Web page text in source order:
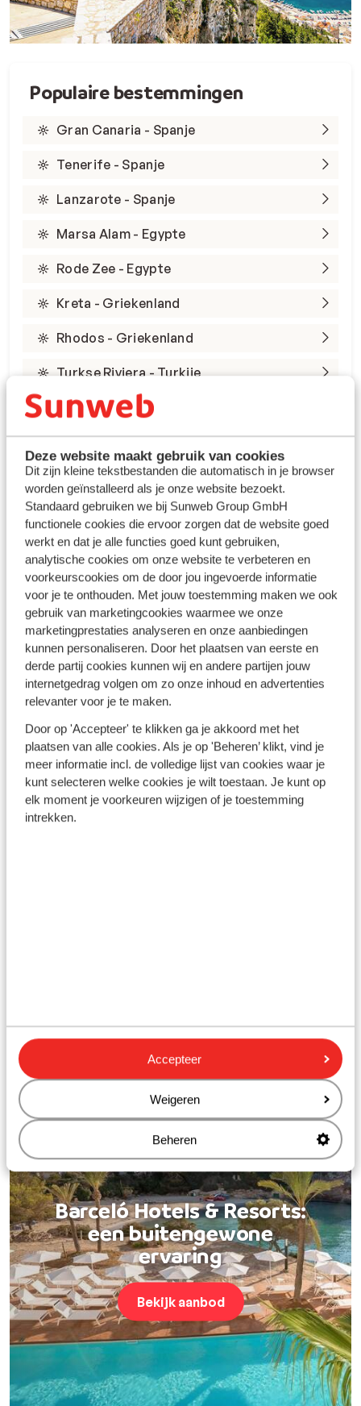
Deze website maakt gebruik van cookies
Dit zijn kleine tekstbestanden die automatisch in je browser
worden geïnstalleerd als je onze website bezoekt.
Standaard gebruiken we bij Sunweb Group GmbH
functionele cookies die ervoor zorgen dat de website goed
werkt en dat je alle functies goed kunt gebruiken,
analytische cookies om onze website te verbeteren en
voorkeurscookies om de door jou ingevoerde informatie
voor je te onthouden. Met jouw toestemming maken we ook
gebruik van marketingcookies waarmee we onze
marketingprestaties analyseren en onze aanbiedingen
kunnen personaliseren. Door het plaatsen van eerste en
derde partij cookies kunnen wij en andere partijen jouw
internetgedrag volgen om zo onze inhoud en advertenties
relevanter voor je te maken.
Door op 'Accepteer' te klikken ga je akkoord met het
plaatsen van alle cookies. Als je op 'Beheren’ klikt, vind je
meer informatie incl. de volledige lijst van cookies waar je
kunt selecteren welke cookies je wilt toestaan. Je kunt op
elk moment je voorkeuren wijzigen of je toestemming
intrekken.
Accepteer
Weigeren
Beheren
Populaire bestemmingen
Gran Canaria - Spanje
Tenerife - Spanje
Lanzarote - Spanje
Marsa Alam - Egypte
Rode Zee - Egypte
Kreta - Griekenland
Rhodos - Griekenland
Turkse Riviera - Turkije
Winterzon Egypte: all-in
vanaf €599 p.p.
Bekijk deals
Gesponsord
Bekijk onze unieke toplocaties
Barceló Hotels & Resorts:
een buitengewone
ervaring
Bekijk aanbod